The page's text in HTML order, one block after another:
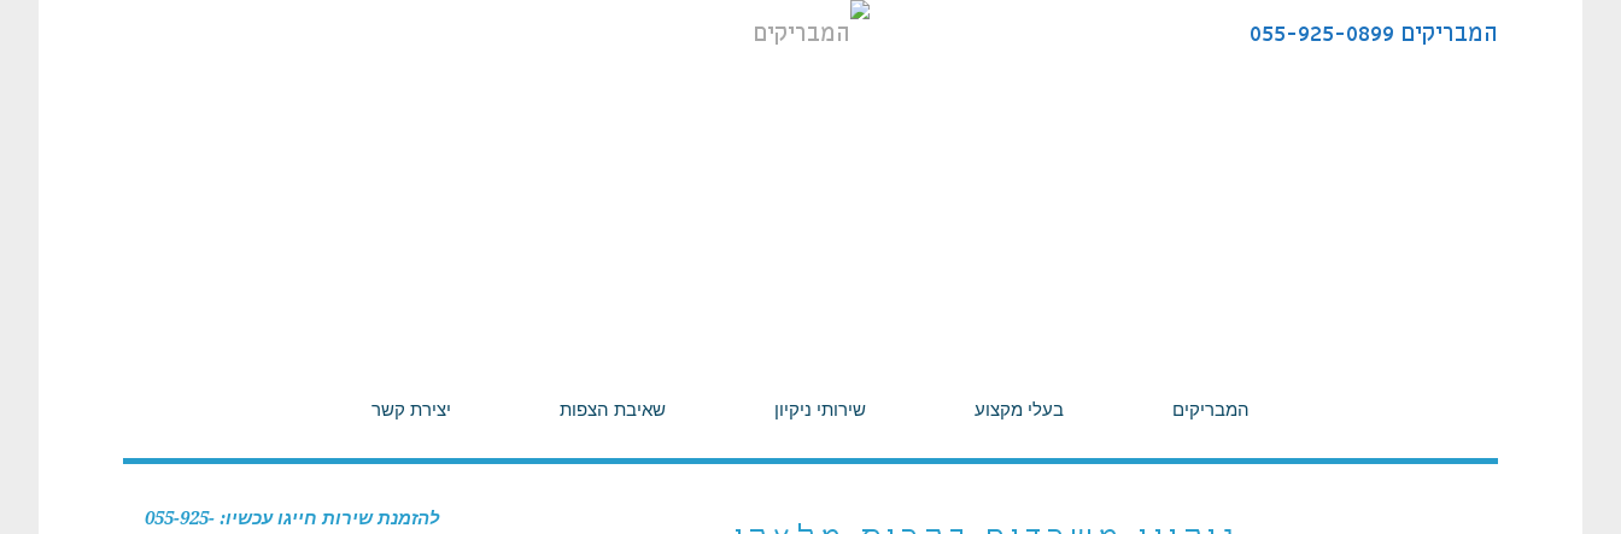
המבריקים 055-925-0899
המבריקים בעלי מקצוע שירותי ניקיון שאיבת הצפות יצירת קשר
להזמנת שירות חייגו עכשיו: 055-925-